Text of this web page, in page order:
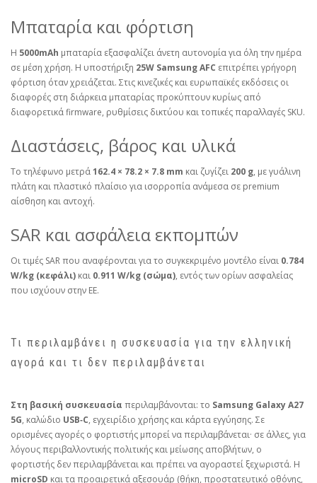
Μπαταρία και φόρτιση
Η 5000mAh μπαταρία εξασφαλίζει άνετη αυτονομία για όλη την ημέρα
σε μέση χρήση. Η υποστήριξη 25W Samsung AFC επιτρέπει γρήγορη
φόρτιση όταν χρειάζεται. Στις κινεζικές και ευρωπαϊκές εκδόσεις οι
διαφορές στη διάρκεια μπαταρίας προκύπτουν κυρίως από
διαφορετικά firmware, ρυθμίσεις δικτύου και τοπικές παραλλαγές SKU.
Διαστάσεις, βάρος και υλικά
Το τηλέφωνο μετρά162.4 × 78.2 × 7.8 mm και ζυγίζει 200 g, με γυάλινη
πλάτη και πλαστικό πλαίσιο για ισορροπία ανάμεσα σε premium
αίσθηση και αντοχή.
SAR και ασφάλεια εκπομπών
Οι τιμές SAR που αναφέρονται για το συγκεκριμένο μοντέλο είναι 0.784
W/kg (κεφάλι) και 0.911 W/kg (σώμα), εντός των ορίων ασφαλείας
που ισχύουν στην ΕΕ.
Τι περιλαμβάνει η συσκευασία για την ελληνική
αγορά και τι δεν περιλαμβάνεται
Στη βασική συσκευασία περιλαμβάνονται: το Samsung Galaxy A27
5G, καλώδιο USB‑C, εγχειρίδιο χρήσης και κάρτα εγγύησης. Σε
ορισμένες αγορές ο φορτιστής μπορεί να περιλαμβάνεται· σε άλλες, για
λόγους περιβαλλοντικής πολιτικής και μείωσης αποβλήτων, ο
φορτιστής δεν περιλαμβάνεται και πρέπει να αγοραστεί ξεχωριστά. Η
microSD και τα προαιρετικά αξεσουάρ (θήκη, προστατευτικό οθόνης,